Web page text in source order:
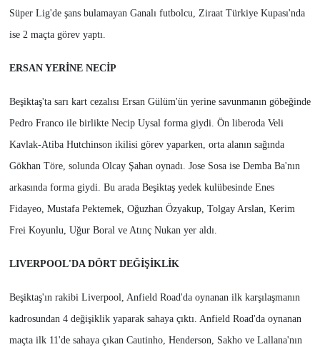
Süper Lig'de şans bulamayan Ganalı futbolcu, Ziraat Türkiye Kupası'nda
ise 2 maçta görev yaptı.
ERSAN YERİNE NECİP
Beşiktaş'ta sarı kart cezalısı Ersan Gülüm'ün yerine savunmanın göbeğinde
Pedro Franco ile birlikte Necip Uysal forma giydi. Ön liberoda Veli
Kavlak-Atiba Hutchinson ikilisi görev yaparken, orta alanın sağında
Gökhan Töre, solunda Olcay Şahan oynadı. Jose Sosa ise Demba Ba'nın
arkasında forma giydi. Bu arada Beşiktaş yedek kulübesinde Enes
Fidayeo, Mustafa Pektemek, Oğuzhan Özyakup, Tolgay Arslan, Kerim
Frei Koyunlu, Uğur Boral ve Atınç Nukan yer aldı.
LIVERPOOL'DA DÖRT DEĞİŞİKLİK
Beşiktaş'ın rakibi Liverpool, Anfield Road'da oynanan ilk karşılaşmanın
kadrosundan 4 değişiklik yaparak sahaya çıktı. Anfield Road'da oynanan
maçta ilk 11'de sahaya çıkan Cautinho, Henderson, Sakho ve Lallana'nın